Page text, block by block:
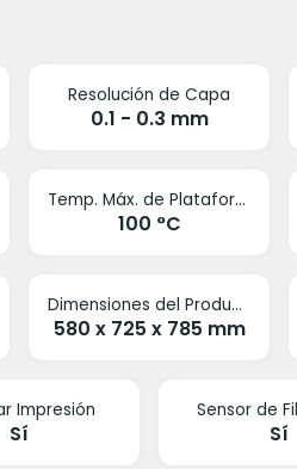
Resolución de Capa
0.1 - 0.3 mm
Temp. Máx. de Plataforma
100 °C
Dimensiones del Producto
580 x 725 x 785 mm
Impresión
Sí
Sensor de
Sí